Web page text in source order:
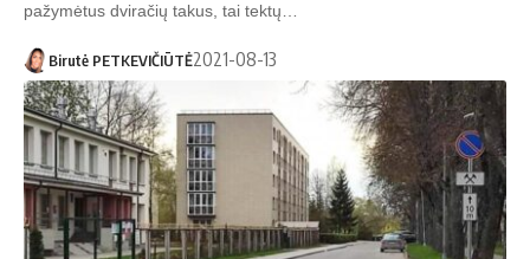
pažymėtus dviračių takus, tai tektų…
Birutė PETKEVIČIŪTĖ2021-08-13